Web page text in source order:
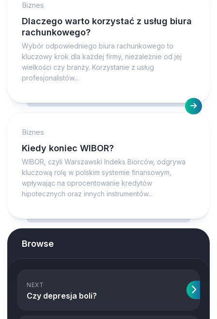
Biznes
Dlaczego warto korzystać z usług biura
rachunkowego?
Wybór odpowiedniego biura rachunkowego to
kluczowy krok dla każdej firmy, niezależnie od jej
wielkości czy branży. Korzystanie z usług
profesjonalistów...
Biznes
Kiedy koniec WIBOR?
WIBOR, czyli Warszawski Indeks Biorców, odgrywa
kluczową rolę w polskim systemie finansowym,
wpływając na oprocentowanie kredytów
hipotecznych oraz innych instrumentów...
Browse
NEXT
Czy depresja boli?